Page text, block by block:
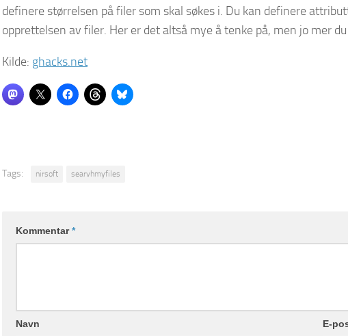
definere størrelsen på filer som skal søkes i. Du kan definere
opprettelsen av filer. Her er det altså mye å tenke på, men jo mer
Kilde: ghacks.net
Tags: nirsoft searvhmyfiles
Kommentar*
Navn E-